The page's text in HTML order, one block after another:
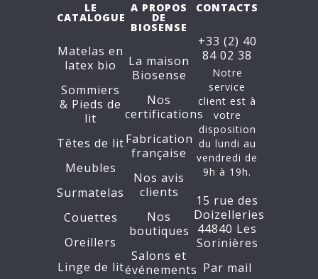
LE
CATALOGUE
Matelas en
latex bio
Sommiers
& Pieds de
lit
Têtes de lit
Meubles
Surmatelas
Couettes
Oreillers
Linge de lit
A PROPOS
DE
BIOSENSE
La maison
Biosense
Nos
certifications
Fabrication
française
Nos avis
clients
Nos
boutiques
Salons et
événements
CONTACTS
+33 (2) 40
84 02 38
Notre
service
client est à
votre
disposition
du lundi au
vendredi de
9h à 19h.
15 rue des
Doizelleries
44840 Les
Sorinières
Par mail